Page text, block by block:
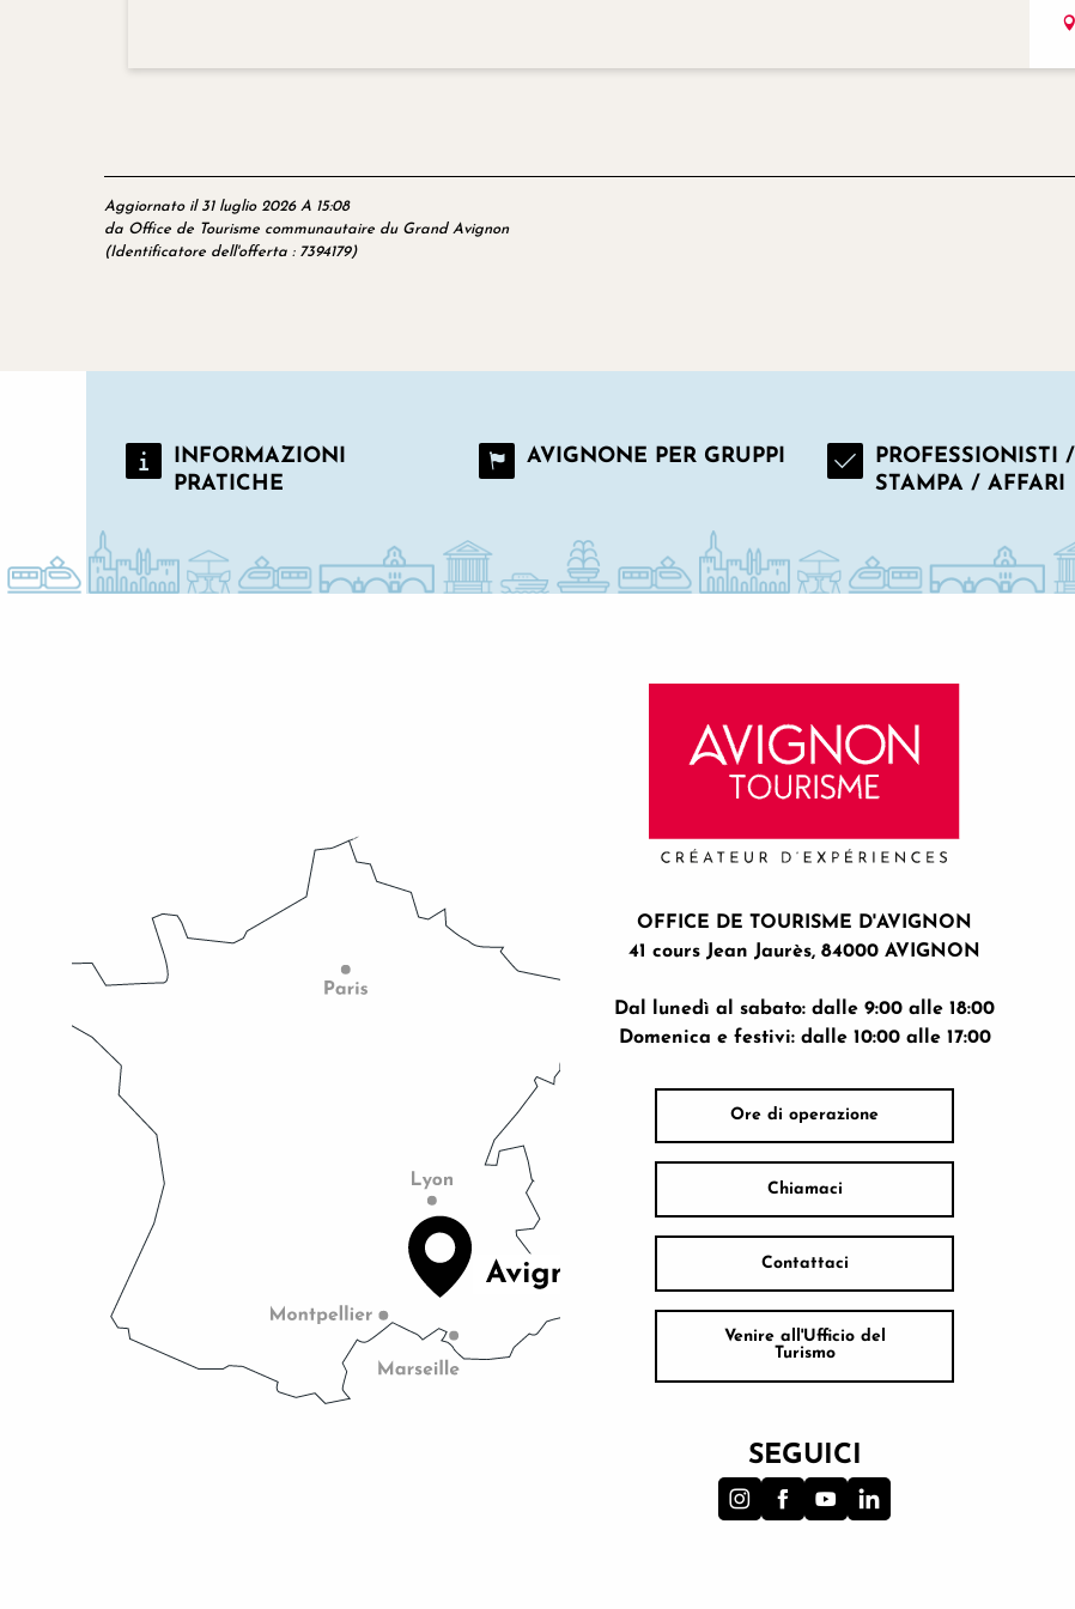
Aggiornato il 31 luglio 2026 A 15:08
da Office de Tourisme communautaire du Grand Avignon
(Identificatore dell'offerta : 7394179)
INFORMAZIONI
PRATICHE
AVIGNONE PER GRUPPI
PROFESSIONISTI /
STAMPA / AFFARI
OFFICE DE TOURISME D'AVIGNON
41 cours Jean Jaurès, 84000 AVIGNON
Dal lunedì al sabato: dalle 9:00 alle 18:00
Domenica e festivi: dalle 10:00 alle 17:00
Ore di operazione
Chiamaci
Contattaci
Venire all'Ufficio del
Turismo
SEGUICI